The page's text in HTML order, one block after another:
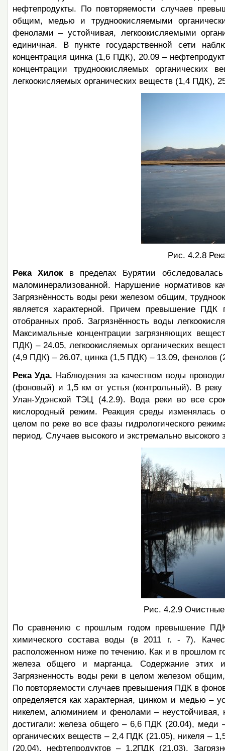
нефтепродукты. По повторяемости случаев
общим, медью и трудноокисляемыми
фенолами – устойчивая, легкоокисляемыми
единичная. В пункте государственной сети
концентрация цинка (1,6 ПДК), 20.09 –
концентрации трудноокисляемых
легкоокисляемых органических веществ (1,4
Рис. 4.2.8
Река Хилок в пределах Бурятии
маломинерализованной. Нарушение нормативов
Загрязнённость воды реки железом общим,
является характерной. Причем превышение ПДК
отобранных проб. Загрязнённость воды
Максимальные концентрации загрязняющих
ПДК) – 24.05, легкоокисляемых органических
(4,9 ПДК) – 26.07, цинка (1,5 ПДК) – 13.09, фенолов
Река Уда. Наблюдения за качеством воды
(фоновый) и 1,5 км от устья (контрольный). В
Улан-Удэнской ТЭЦ (4.2.9). Вода реки во все
кислородный режим. Реакция среды изменялась
целом по реке во все фазы гидрологического
период. Случаев высокого и экстремально высокого
Рис. 4.2.9
По сравнению с прошлым годом превышение
химического состава воды (в 2011 г. - 7).
расположенном ниже по течению. Как и в прошлом
железа общего и марганца. Содержание этих
Загрязненность воды реки в целом железом
По повторяемости случаев превышения ПДК в
определяется как характерная, цинком и медью –
никелем, алюминием и фенолами – неустойчивая,
достигали: железа общего – 6,6 ПДК (20.04),
органических веществ – 2,4 ПДК (21.05), никеля –
(20.04), нефтепродуктов – 1,2ПДК (21.03).